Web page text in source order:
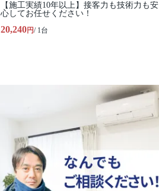
【施工実績10年以上】接客力も技術力も安
心してお任せください！
20,240円/ 1台